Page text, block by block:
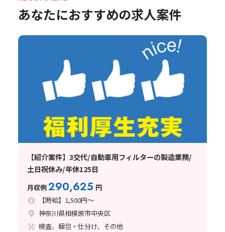
あなたにおすすめの求人案件
【紹介案件】3交代/自動車用フィルターの製造業務/
土日祝休み/年休125日
月収例290,625 円
【時給】1,500円～
神奈川県相模原市中央区
検査、梱包・仕分け、その他